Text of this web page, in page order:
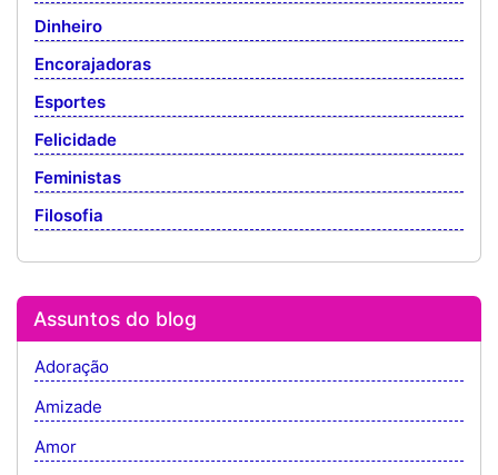
Dinheiro
Encorajadoras
Esportes
Felicidade
Feministas
Filosofia
Assuntos do blog
Adoração
Amizade
Amor